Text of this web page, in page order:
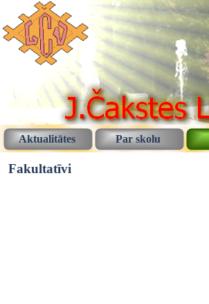
Aktualitātes Par skolu
Fakultatīvi